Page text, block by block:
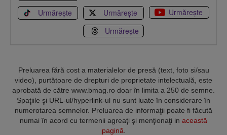
Urmărește Urmărește
Urmărește
Urmărește
Preluarea fără cost a materialelor de presă (text, foto si/sau
video), purtătoare de drepturi de proprietate intelectuală, este
aprobată de către www.bmag.ro doar în limita a 250 de semne.
Spaţiile şi URL-ul/hyperlink-ul nu sunt luate în considerare în
numerotarea semnelor. Preluarea de informaţii poate fi făcută
numai în acord cu termenii agreaţi şi menţionaţi in această
pagină